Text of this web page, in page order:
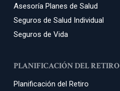
Asesoría Planes de Salud
Seguros de Salud Individual
Seguros de Vida
PLANIFICACIÓN DEL RETIRO
Planificación del Retiro